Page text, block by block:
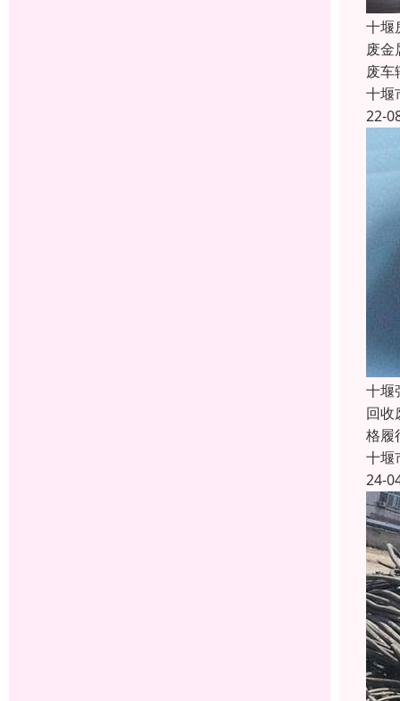
十堰
废金
废车
十堰
22-
十堰
回收
格履
十堰
24-